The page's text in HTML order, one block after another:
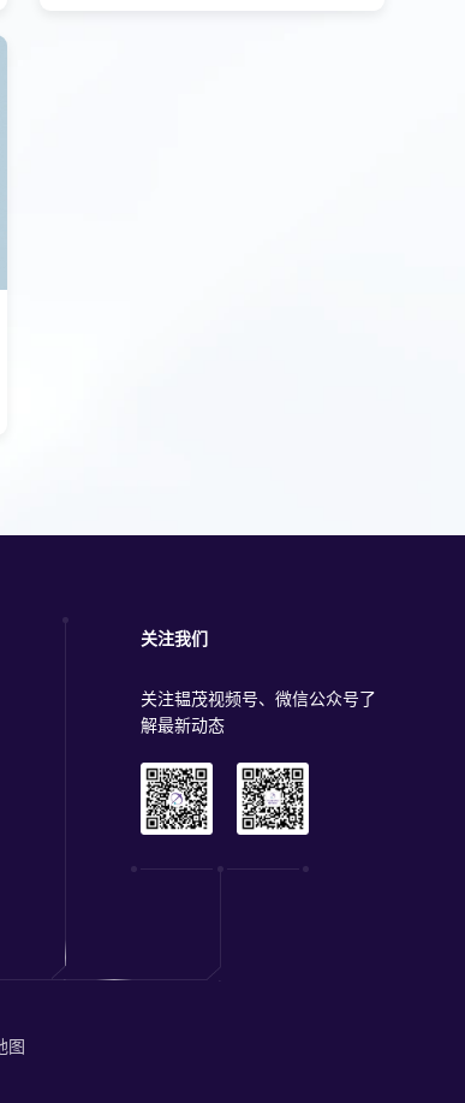
关注我们
关注韫茂视频号、微信公众号了
解最新动态
图